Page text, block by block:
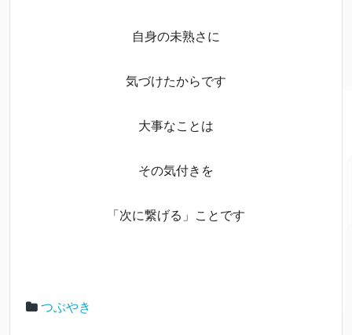
自身の未熟さに
気づけたからです
大事なことは
その気付きを
「次に繋げる」ことです
つぶやき